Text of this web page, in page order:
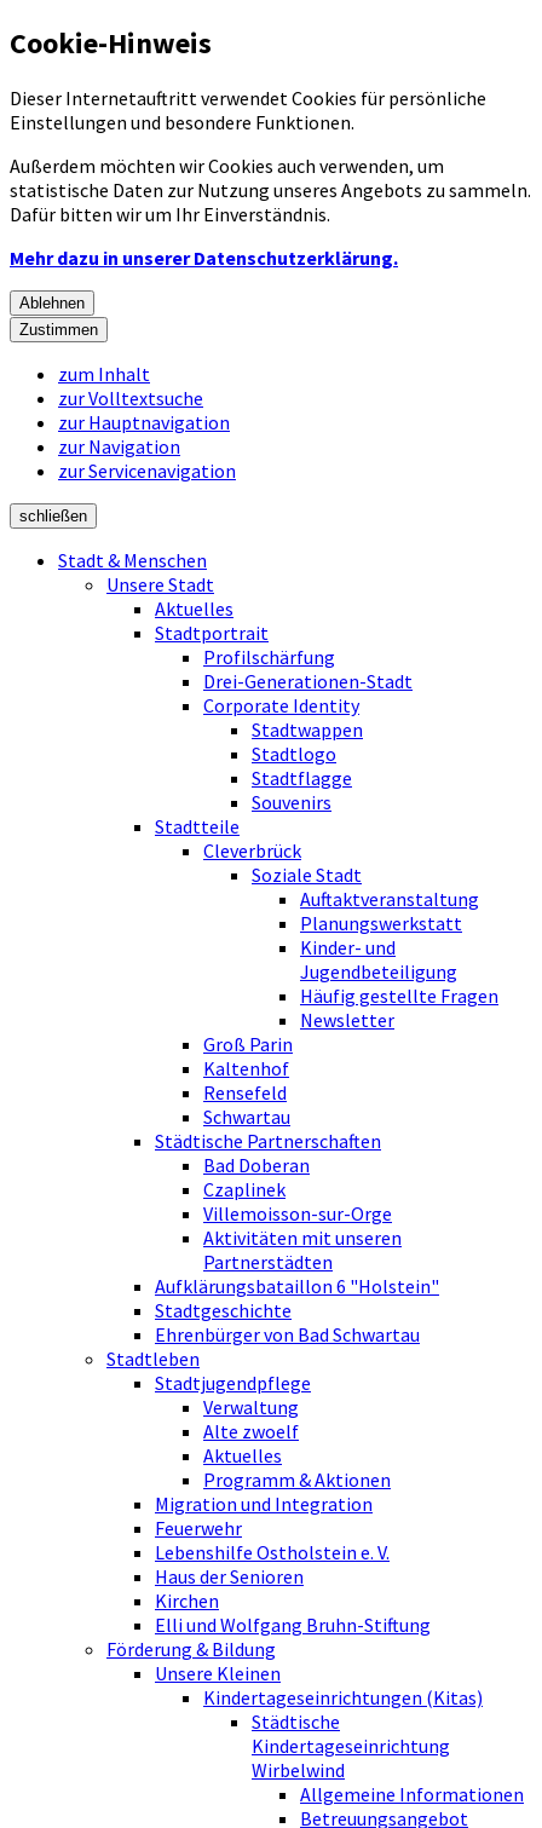
Cookie-Hinweis
Dieser Internetauftritt verwendet Cookies für persönliche
Einstellungen und besondere Funktionen.
Außerdem möchten wir Cookies auch verwenden, um
statistische Daten zur Nutzung unseres Angebots zu sammeln.
Dafür bitten wir um Ihr Einverständnis.
Mehr dazu in unserer Datenschutzerklärung.
Ablehnen
Zustimmen
zum Inhalt
zur Volltextsuche
zur Hauptnavigation
zur Navigation
zur Servicenavigation
schließen
Stadt & Menschen
Unsere Stadt
Aktuelles
Stadtportrait
Profilschärfung
Drei-Generationen-Stadt
Corporate Identity
Stadtwappen
Stadtlogo
Stadtflagge
Souvenirs
Stadtteile
Cleverbrück
Soziale Stadt
Auftaktveranstaltung
Planungswerkstatt
Kinder- und
Jugendbeteiligung
Häufig gestellte Fragen
Newsletter
Groß Parin
Kaltenhof
Rensefeld
Schwartau
Städtische Partnerschaften
Bad Doberan
Czaplinek
Villemoisson-sur-Orge
Aktivitäten mit unseren
Partnerstädten
Aufklärungsbataillon 6 "Holstein"
Stadtgeschichte
Ehrenbürger von Bad Schwartau
Stadtleben
Stadtjugendpflege
Verwaltung
Alte zwoelf
Aktuelles
Programm & Aktionen
Migration und Integration
Feuerwehr
Lebenshilfe Ostholstein e. V.
Haus der Senioren
Kirchen
Elli und Wolfgang Bruhn-Stiftung
Förderung & Bildung
Unsere Kleinen
Kindertageseinrichtungen (Kitas)
Städtische
Kindertageseinrichtung
Wirbelwind
Allgemeine Informationen
Betreuungsangebot